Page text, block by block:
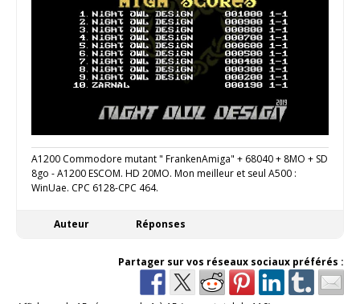
A1200 Commodore mutant " FrankenAmiga" + 68040 + 8MO + SD
8go - A1200 ESCOM. HD 20MO. Mon meilleur et seul A500 :
WinUae. CPC 6128-CPC 464.
Auteur Réponses
Partager sur vos réseaux sociaux préférés :